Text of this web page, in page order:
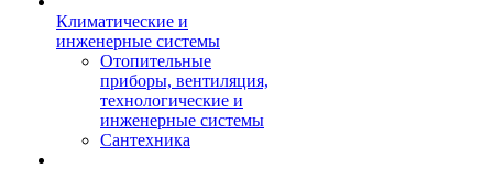
Климатические и
инженерные системы
Отопительные
приборы, вентиляция,
технологические и
инженерные системы
Сантехника